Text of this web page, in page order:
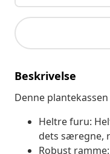
Beskrivelse
Denne
Heltre furu:
dets særegne,
Robust